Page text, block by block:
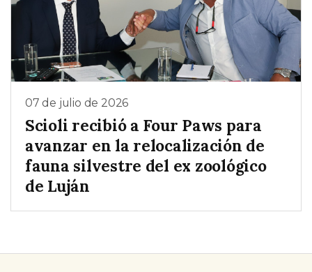
07 de julio de 2026
Scioli recibió a Four Paws para
avanzar en la relocalización de
fauna silvestre del ex zoológico
de Luján